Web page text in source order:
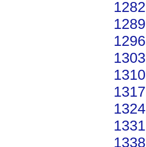
1282
1289
1296
1303
1310
1317
1324
1331
1338